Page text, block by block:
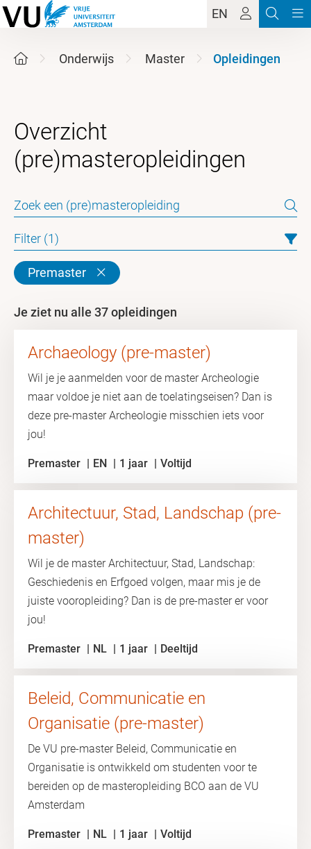
EN
Onderwijs Master Opleidingen
Overzicht
Filter (1)
Premaster
Je ziet nu alle 37 opleidingen
Archaeology (pre-master)
Wil je je aanmelden voor de master Archeologie
maar voldoe je niet aan de toelatingseisen? Dan is
deze pre-master Archeologie misschien iets voor
jou!
Premaster EN 1 jaar Voltijd
Architectuur, Stad, Landschap (pre-
master)
Wil je de master Architectuur, Stad, Landschap:
Geschiedenis en Erfgoed volgen, maar mis je de
juiste vooropleiding? Dan is de pre-master er voor
jou!
Premaster NL 1 jaar Deeltijd
Beleid, Communicatie en
Organisatie (pre-master)
De VU pre-master Beleid, Communicatie en
Organisatie is ontwikkeld om studenten voor te
bereiden op de masteropleiding BCO aan de VU
Amsterdam
Premaster NL 1 jaar Voltijd